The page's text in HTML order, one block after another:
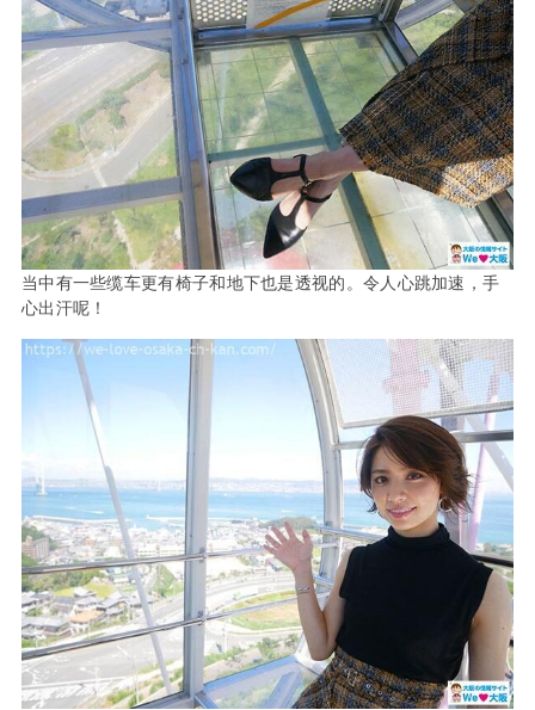
当中有一些缆车更有椅子和地下也是透视的。令人心跳加速，手
心出汗呢！